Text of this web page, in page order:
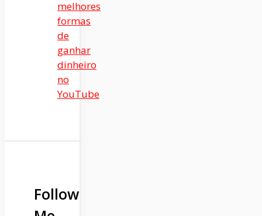
melhores
formas
de
ganhar
dinheiro
no
YouTube
Follow